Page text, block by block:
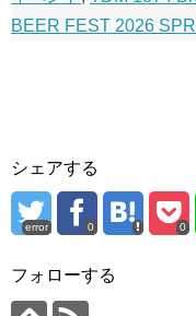
BEER FEST 2026
シェアする
error 0 0
フォローする